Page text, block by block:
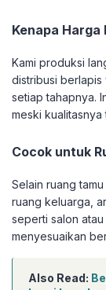
Kenapa Harga
Kami produksi
distribusi berlapis
setiap tahapnya.
meski kualitasnya
Cocok untuk
Selain ruang
ruang keluarga,
seperti salon
menyesuaikan
Also Read: